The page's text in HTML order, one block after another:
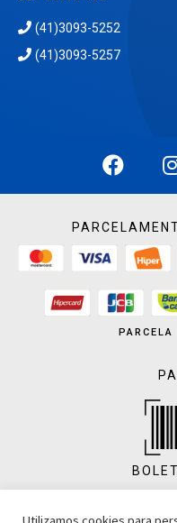
(41)3093-5252
(41)3093-5257